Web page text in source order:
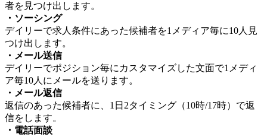
者を見つけ出します。
・ソーシング
デイリーで求人条件にあった候補者を1メディア毎に10人見
つけ出します。
・メール送信
デイリーでポジション毎にカスタマイズした文面で1メディ
ア毎10人にメールを送ります。
・メール返信
返信のあった候補者に、1日2タイミング（10時/17時）で返
信をします。
・電話面談